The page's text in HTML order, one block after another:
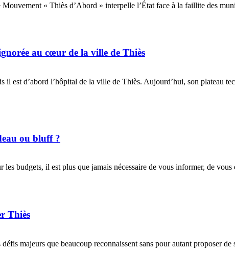
Mouvement « Thiès d’Abord » interpelle l’État face à la faillite des
au cœur de la ville de Thiès
est d’abord l’hôpital de la ville de Thiès. Aujourd’hui, son plateau
ou bluff ?
les budgets, il est plus que jamais nécessaire de vous informer, de
Thiès
majeurs que beaucoup reconnaissent sans pour autant proposer